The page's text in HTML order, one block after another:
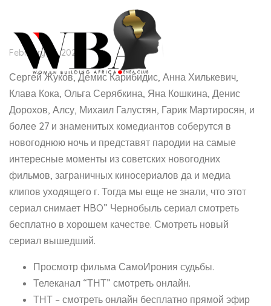
February 26, 2022
Сергей Жуков, Демис Карибидис, Анна Хилькевич,
Клава Кока, Ольга Серябкина, Яна Кошкина, Денис
Дорохов, Алсу, Михаил Галустян, Гарик Мартиросян, и
более 27 и знаменитых комедиантов соберутся в
новогоднюю ночь и представят пародии на самые
интересные моменты из советских новогодних
фильмов, заграничных киносериалов да и медиа
клипов уходящего г. Тогда мы еще не знали, что этот
сериал снимает HBO” Чернобыль сериал смотреть
бесплатно в хорошем качестве. Смотреть новый
сериал вышедший.
Просмотр фильма СамоИрония судьбы.
Телеканал “ТНТ” смотреть онлайн.
ТНТ – смотреть онлайн бесплатно прямой эфир